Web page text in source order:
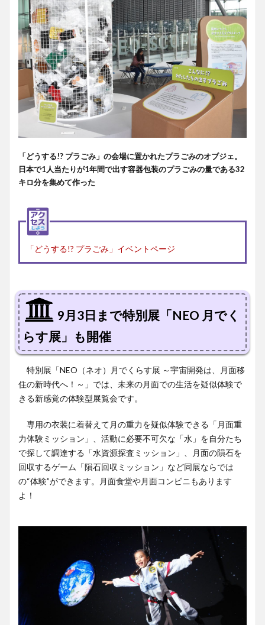
「どうする!? プラごみ」の会場に置かれたプラごみのオブジェ。
日本で1人当たりが1年間で出す容器包装のプラごみの量である32
キロ分を集めて作った
「どうする!? プラごみ」イベントページ
9月3日まで特別展「NEO 月でく
らす展」も開催
特別展「NEO（ネオ）月でくらす展 ～宇宙開発は、月面移
住の新時代へ！～」では、未来の月面での生活を疑似体験で
きる新感覚の体験型展覧会です。
専用の衣装に着替えて月の重力を疑似体験できる「月面重
力体験ミッション」、活動に必要不可欠な「水」を自分たち
で探して調達する「水資源探査ミッション」、月面の隕石を
回収するゲーム「隕石回収ミッション」など同展ならでは
の“体験”ができます。月面食堂や月面コンビニもあります
よ！